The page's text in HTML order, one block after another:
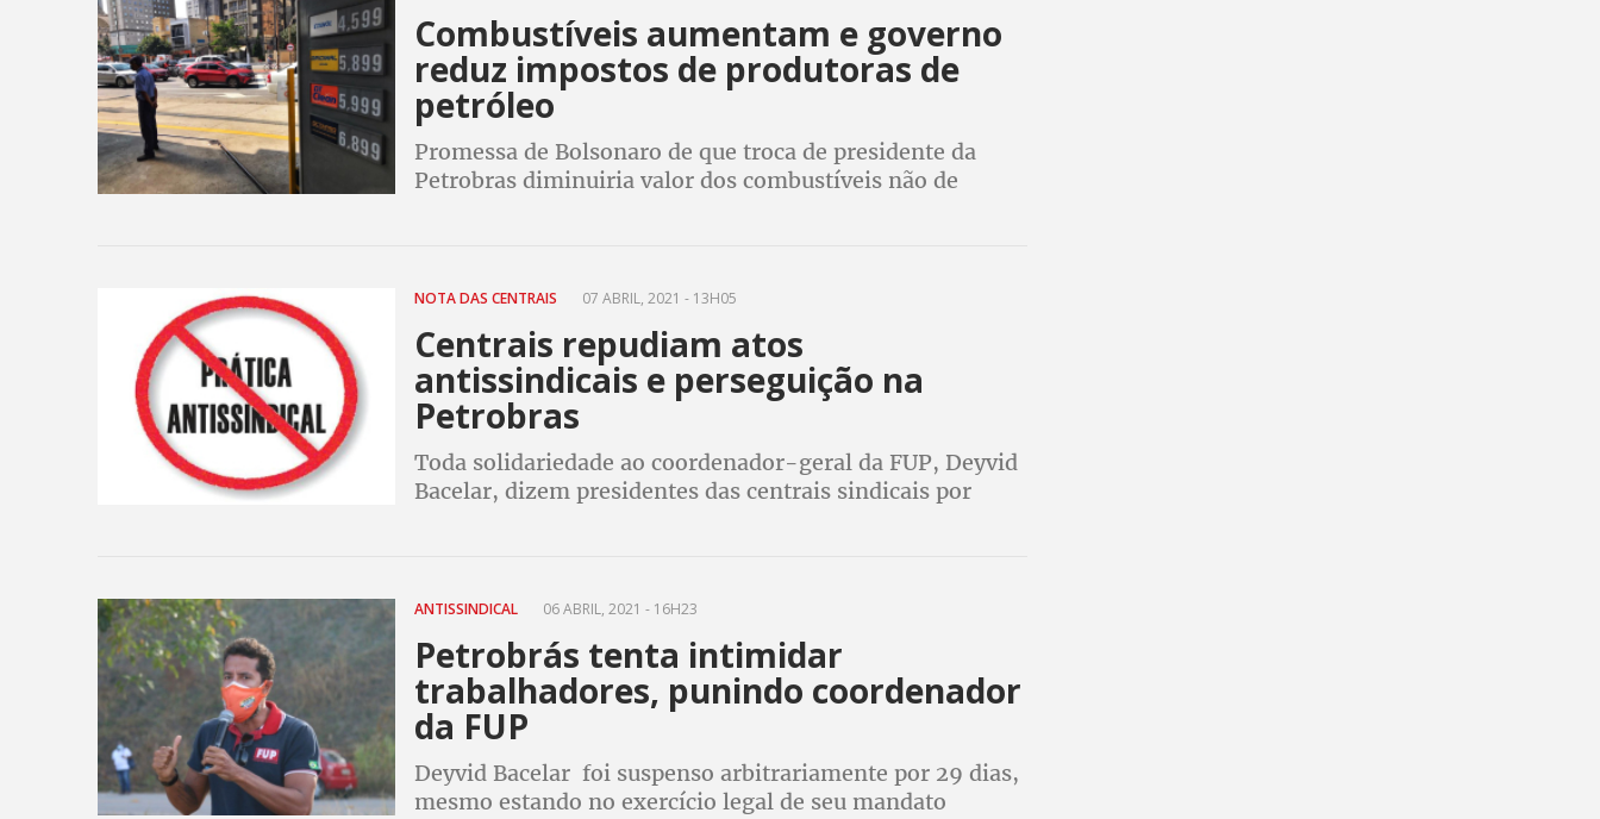
Combustíveis aumentam e governo
reduz impostos de produtoras de
petróleo
Promessa de Bolsonaro de que troca de presidente da
Petrobras diminuiria valor dos combustíveis não de
NOTA DAS CENTRAIS 07 ABRIL, 2021 - 13H05
Centrais repudiam atos
antissindicais e perseguição na
Petrobras
Toda solidariedade ao coordenador-geral da FUP, Deyvid
Bacelar, dizem presidentes das centrais sindicais por
ANTISSINDICAL 06 ABRIL, 2021 - 16H23
Petrobrás tenta intimidar
trabalhadores, punindo coordenador
da FUP
Deyvid Bacelar foi suspenso arbitrariamente por 29 dias,
mesmo estando no exercício legal de seu mandato